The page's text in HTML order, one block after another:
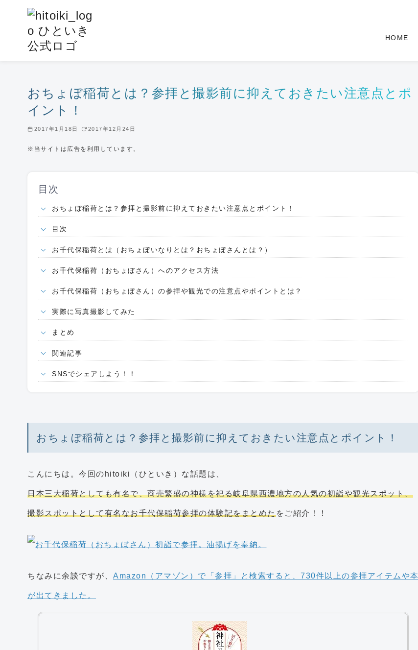
HOME
おちょぼ稲荷とは？参拝と撮影前に抑えておきたい注意点とポ
イント！
2017年1月18日 2017年12月24日
※当サイトは広告を利用しています。
目次
おちょぼ稲荷とは？参拝と撮影前に抑えておきたい注意点とポイント！
目次
お千代保稲荷とは（おちょぼいなりとは？おちょぼさんとは？）
お千代保稲荷（おちょぼさん）へのアクセス方法
お千代保稲荷（おちょぼさん）の参拝や観光での注意点やポイントとは？
実際に写真撮影してみた
まとめ
関連記事
SNSでシェアしよう！！
おちょぼ稲荷とは？参拝と撮影前に抑えておきたい注意点とポイント！
こんにちは。今回のhitoiki（ひといき）な話題は、
日本三大稲荷としても有名で、商売繁盛の神様を祀る岐阜県西濃地方の人気の初詣や観光スポット、
撮影スポットとして有名なお千代保稲荷参拝の体験記をまとめたをご紹介！！
ちなみに余談ですが、 Amazon（アマゾン）で「参拝」と検索すると、730件以上の参拝アイテムや本
が出てきました。